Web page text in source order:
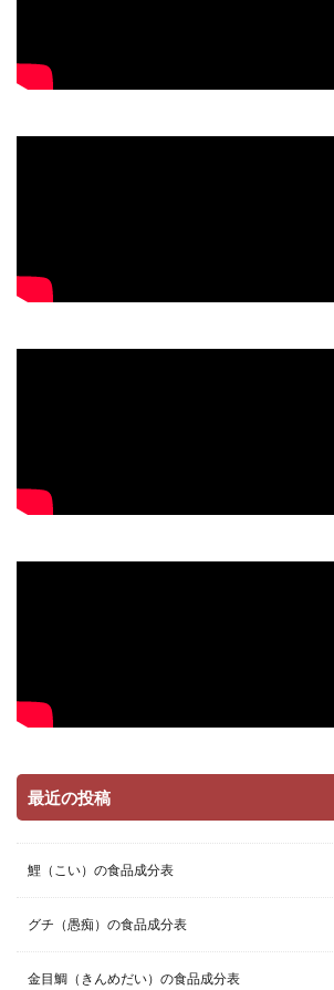
最近の投稿
鯉（こい）の食品成分表
グチ（愚痴）の食品成分表
金目鯛（きんめだい）の食品成分表